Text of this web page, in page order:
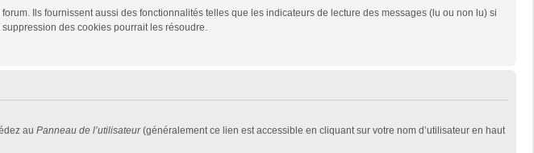
Ils fournissent aussi des fonctionnalités telles que les indicateurs de lecture des messages (lu ou non lu) si
des cookies pourrait les résoudre.
au Panneau de l’utilisateur(généralement ce lien est accessible en cliquant sur votre nom d’utilisateur en haut